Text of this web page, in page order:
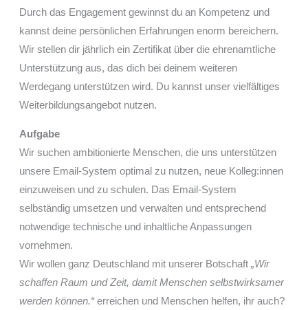
Durch das Engagement gewinnst du an Kompetenz und
kannst deine persönlichen Erfahrungen enorm bereichern.
Wir stellen dir jährlich ein Zertifikat über die ehrenamtliche
Unterstützung aus, das dich bei deinem weiteren
Werdegang unterstützen wird. Du kannst unser vielfältiges
Weiterbildungsangebot nutzen.
Aufgabe
Wir suchen ambitionierte Menschen, die uns unterstützen
unsere Email-System optimal zu nutzen, neue Kolleg:innen
einzuweisen und zu schulen. Das Email-System
selbständig umsetzen und verwalten und entsprechend
notwendige technische und inhaltliche Anpassungen
vornehmen.
Wir wollen ganz Deutschland mit unserer Botschaft„Wir
schaffen Raum und Zeit, damit Menschen selbstwirksamer
werden können.“erreichen und Menschen helfen, ihr auch?